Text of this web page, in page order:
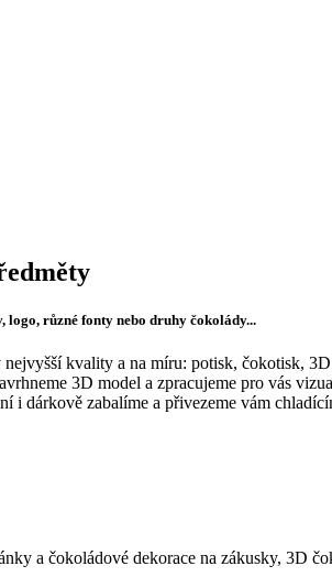
logo, různé fonty nebo druhy čokolády...
kvality a na míru: potisk, čokotisk,
3D model a zpracujeme pro vás
i dárkově zabalíme a přivezeme vám
a čokoládové dekorace na zákusky, 3D